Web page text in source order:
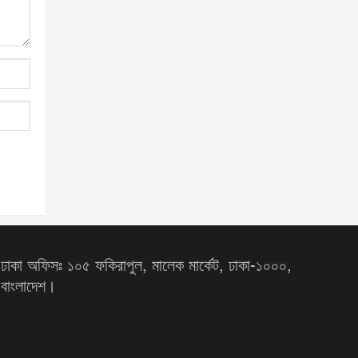
ঢাকা অফিসঃ ১০৫ ফকিরাপুল, মালেক মার্কেট, ঢাকা-১০০০,
বাংলাদেশ।